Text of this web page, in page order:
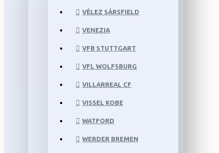
VÉLEZ SÁRSFIELD
VENEZIA
VFB STUTTGART
VFL WOLFSBURG
VILLARREAL CF
VISSEL KOBE
WATFORD
WERDER BREMEN